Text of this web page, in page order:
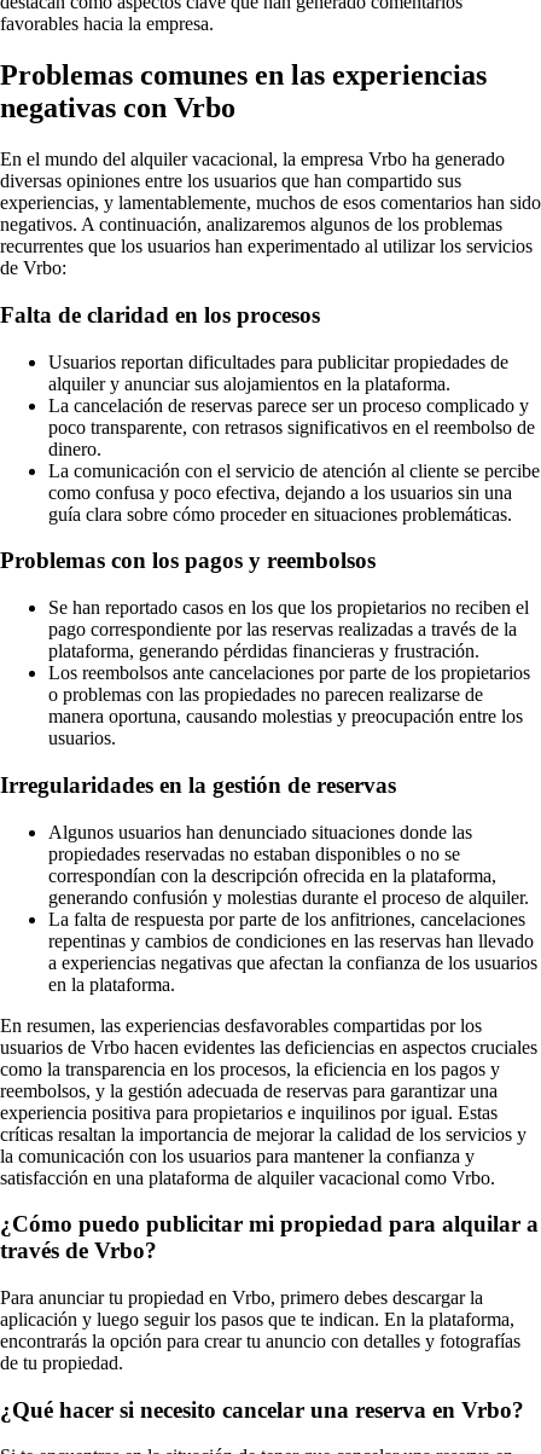
favorables hacia la empresa.
Problemas comunes en las experiencias
negativas con Vrbo
En el mundo del alquiler vacacional, la empresa Vrbo ha generado
diversas opiniones entre los usuarios que han compartido sus
experiencias, y lamentablemente, muchos de esos comentarios han sido
negativos. A continuación, analizaremos algunos de los problemas
recurrentes que los usuarios han experimentado al utilizar los servicios
de Vrbo:
Falta de claridad en los procesos
Usuarios reportan dificultades para publicitar propiedades de
alquiler y anunciar sus alojamientos en la plataforma.
La cancelación de reservas parece ser un proceso complicado y
poco transparente, con retrasos significativos en el reembolso de
dinero.
La comunicación con el servicio de atención al cliente se percibe
como confusa y poco efectiva, dejando a los usuarios sin una
guía clara sobre cómo proceder en situaciones problemáticas.
Problemas con los pagos y reembolsos
Se han reportado casos en los que los propietarios no reciben el
pago correspondiente por las reservas realizadas a través de la
plataforma, generando pérdidas financieras y frustración.
Los reembolsos ante cancelaciones por parte de los propietarios
o problemas con las propiedades no parecen realizarse de
manera oportuna, causando molestias y preocupación entre los
usuarios.
Irregularidades en la gestión de reservas
Algunos usuarios han denunciado situaciones donde las
propiedades reservadas no estaban disponibles o no se
correspondían con la descripción ofrecida en la plataforma,
generando confusión y molestias durante el proceso de alquiler.
La falta de respuesta por parte de los anfitriones, cancelaciones
repentinas y cambios de condiciones en las reservas han llevado
a experiencias negativas que afectan la confianza de los usuarios
en la plataforma.
En resumen, las experiencias desfavorables compartidas por los
usuarios de Vrbo hacen evidentes las deficiencias en aspectos cruciales
como la transparencia en los procesos, la eficiencia en los pagos y
reembolsos, y la gestión adecuada de reservas para garantizar una
experiencia positiva para propietarios e inquilinos por igual. Estas
críticas resaltan la importancia de mejorar la calidad de los servicios y
la comunicación con los usuarios para mantener la confianza y
satisfacción en una plataforma de alquiler vacacional como Vrbo.
¿Cómo puedo publicitar mi propiedad para alquilar a
través de Vrbo?
Para anunciar tu propiedad en Vrbo, primero debes descargar la
aplicación y luego seguir los pasos que te indican. En la plataforma,
encontrarás la opción para crear tu anuncio con detalles y fotografías
de tu propiedad.
¿Qué hacer si necesito cancelar una reserva en Vrbo?